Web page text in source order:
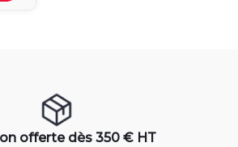
offerte dès 350 € HT